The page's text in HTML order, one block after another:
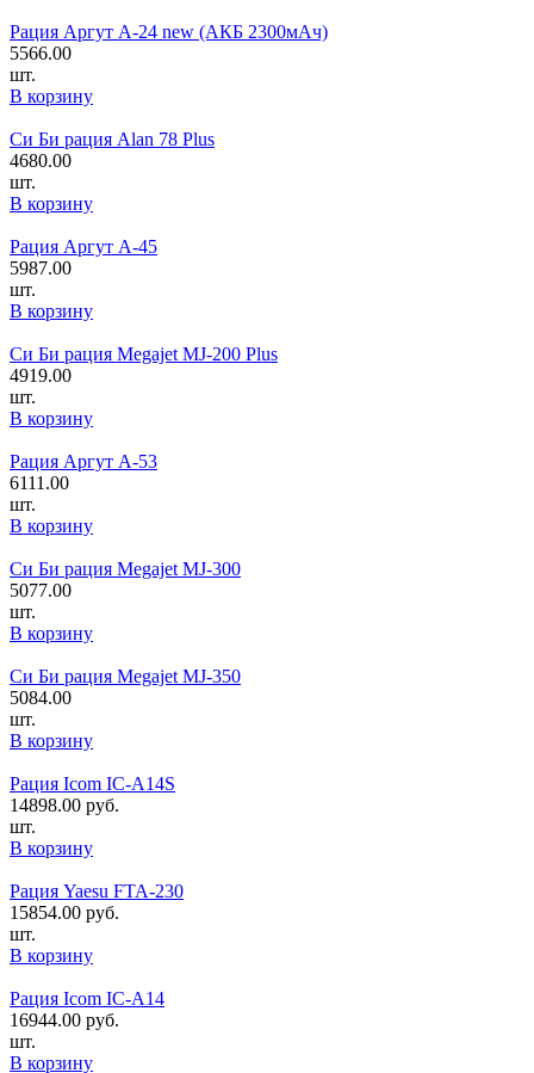
Рация Аргут А-24 new (АКБ 2300мАч)
5566.00
шт.
В корзину
Си Би рация Alan 78 Plus
4680.00
шт.
В корзину
Рация Аргут А-45
5987.00
шт.
В корзину
Си Би рация Megajet MJ-200 Plus
4919.00
шт.
В корзину
Рация Аргут А-53
6111.00
шт.
В корзину
Си Би рация Megajet MJ-300
5077.00
шт.
В корзину
Си Би рация Megajet MJ-350
5084.00
шт.
В корзину
Рация Icom IC-A14S
14898.00 руб.
шт.
В корзину
Рация Yaesu FTA-230
15854.00 руб.
шт.
В корзину
Рация Icom IC-A14
16944.00 руб.
шт.
В корзину